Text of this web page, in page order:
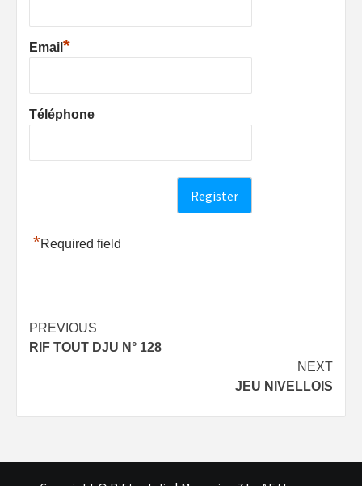
Email *
Téléphone
*Required field
Post
navigation
PREVIOUS
RIF TOUT DJU N° 128
NEXT
JEU NIVELLOIS